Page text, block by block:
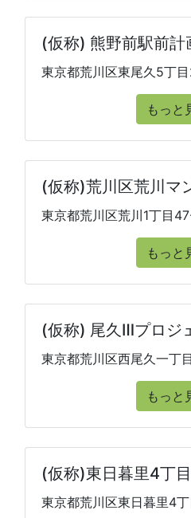
(仮称) 熊野前駅前計
東京都荒川区東尾久5丁
もっと
(仮称)荒川区荒川マ
東京都荒川区荒川1丁目
もっと
(仮称) 尾久Ⅲプロジ
東京都荒川区西尾久一丁
もっと
(仮称)東日暮里4丁
東京都荒川区東日暮里4